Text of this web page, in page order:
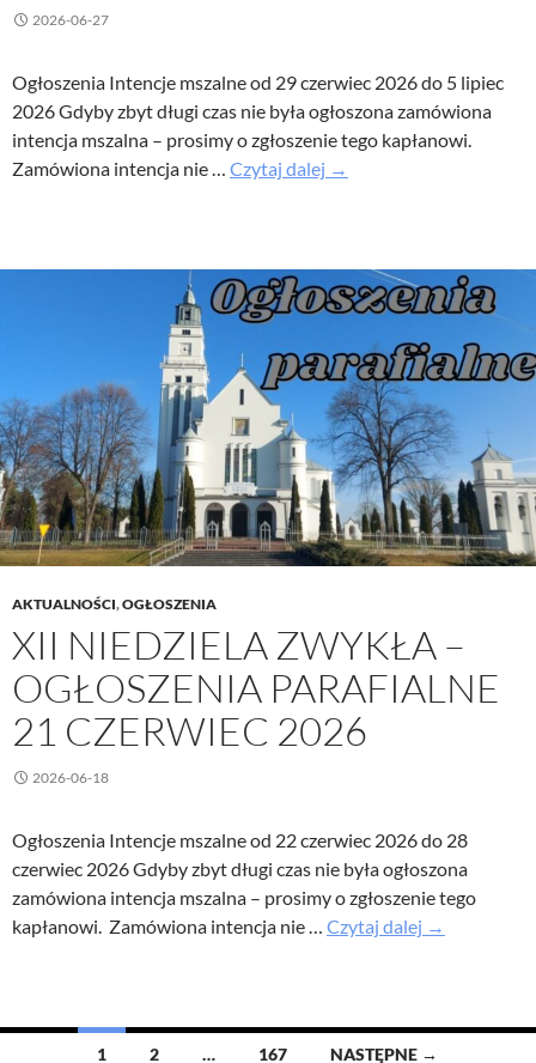
2026-06-27
Ogłoszenia Intencje mszalne od 29 czerwiec 2026 do 5 lipiec
2026 Gdyby zbyt długi czas nie była ogłoszona zamówiona
intencja mszalna – prosimy o zgłoszenie tego kapłanowi.
Zamówiona intencja nie … Czytaj dalej XIII
Ogłoszenia
parafialne
czerwiec
2026
→
AKTUALNOŚCI,OGŁOSZENIA
XII NIEDZIELA ZWYKŁA –
OGŁOSZENIA PARAFIALNE
21 CZERWIEC 2026
2026-06-18
Ogłoszenia Intencje mszalne od 22 czerwiec 2026 do 28
czerwiec 2026 Gdyby zbyt długi czas nie była ogłoszona
zamówiona intencja mszalna – prosimy o zgłoszenie tego
kapłanowi. Zamówiona intencja nie … Czytaj dalej XII
Ogłoszenia
→
Nawigacja
1 2 … 167 NASTĘPNE →